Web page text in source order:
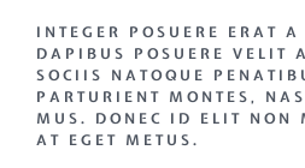
INTEGER POSUERE ERAT
DAPIBUS POSUERE VELIT
SOCIIS NATOQUE
PARTURIENT MONTES,
MUS. DONEC ID ELIT NON
AT EGET METUS.